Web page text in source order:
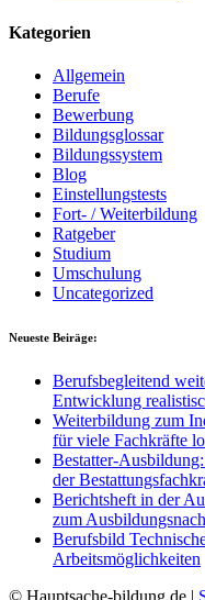
Kategorien
Allgemein
Berufe
Bewerbung
Bildungsglossar
Bildungssystem
Blog
Einstellungstests
Fort- / Weiterbildung
Ratgeber
Studium
Umschulung
Uncategorized
Neueste Beiräge:
Berufsbegleitend
Entwicklung
Weiterbildung zum
für viele Fachkräfte
Bestatter-
der
Berichtsheft in der
zum
Berufsbild
Arbeitsmöglichkeiten
© Hauptsache-bildung.de |